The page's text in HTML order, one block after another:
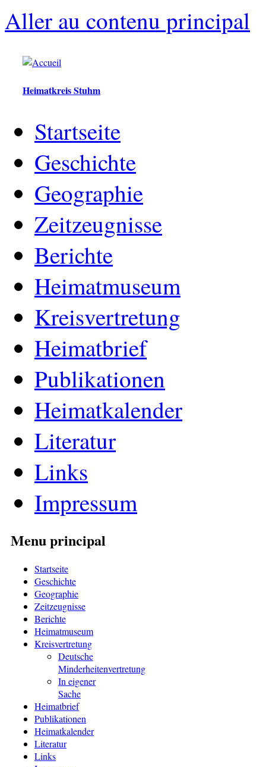
Aller au contenu principal
Heimatkreis Stuhm
Startseite
Geschichte
Geographie
Zeitzeugnisse
Berichte
Heimatmuseum
Kreisvertretung
Heimatbrief
Publikationen
Heimatkalender
Literatur
Links
Impressum
Menu principal
Startseite
Geschichte
Geographie
Zeitzeugnisse
Berichte
Heimatmuseum
Kreisvertretung
Deutsche
Minderheitenvertretung
In eigener
Sache
Heimatbrief
Publikationen
Heimatkalender
Literatur
Links